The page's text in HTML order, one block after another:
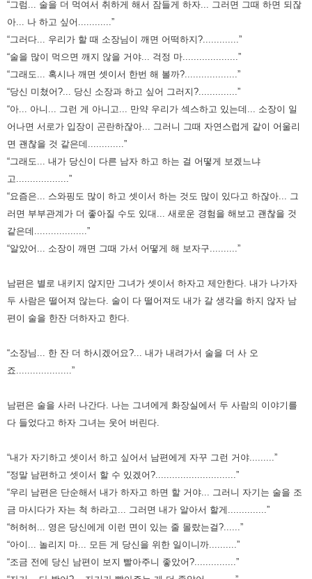
“그럼... 술을 더 먹여서 취하게 해서 잠들게 하자... 그러면 그때 하면 되잖
아... 나 하고 싶어............”
“그러다... 우리가 할 때 소장님이 깨면 어떡하지?.............”
“술을 많이 먹으면 깨지 않을 거야... 걱정 마....................”
“그래도... 혹시나 깨면 셋이서 한번 해 볼까?...................”
“당신 미쳤어?... 당신 소장과 하고 싶어 그러지?..............”
“아... 아니... 그런 게 아니고... 만약 우리가 섹스하고 있는데... 소장이 일
어나면 서로가 입장이 곤란하잖아...
그러니 그때 자연스럽게 같이 어울리
면 괜찮을 것 같은데.............”
“그래도... 내가 당신이 다른 남자 하고 하는 걸 어떻게 보겠느냐
고...................”
“요즘은... 스와핑도 많이 하고 셋이서 하는 것도 많이 있다고 하잖아... 그
러면 부부관계가 더 좋아질 수도 있대... 새로운 경험을 해보고 괜찮을 것
같은데...................”
“알았어... 소장이 깨면 그때 가서 어떻게 해 보자구..........”
남편은 별로 내키지 않지만 그녀가 셋이서 하자고 제안한다. 내가 나가자
두 사람은 떨어져 않는다. 술이 다 떨어져도 내가 갈 생각을 하지 않자 남
편이 술을 한잔 더하자고 한다.
“소장님... 한 잔 더 하시겠어요?... 내가 내려가서 술을 더 사 오
죠....................”
남편은 술을 사러 나간다. 나는 그녀에게 화장실에서 두 사람의 이야기를
다 들었다고 하자 그녀는 웃어 버린다.
“내가 자기하고 셋이서 하고 싶어서 남편에게 자꾸 그런 거야.........”
“정말 남편하고 셋이서 할 수 있겠어?.............................”
“우리 남편은 단순해서 내가 하자고 하면 할 거야... 그러니 자기는 술을 조
금 마시다가 자는 척 하라고... 그러면 내가 알아서 할게..............”
“허허허... 영은 당신에게 이런 면이 있는 줄 몰랐는걸?......”
“아이... 놀리지 마... 모든 게 당신을 위한 일이니까..........”
“조금 전에 당신 남편이 보지 빨아주니 좋았어?...............”